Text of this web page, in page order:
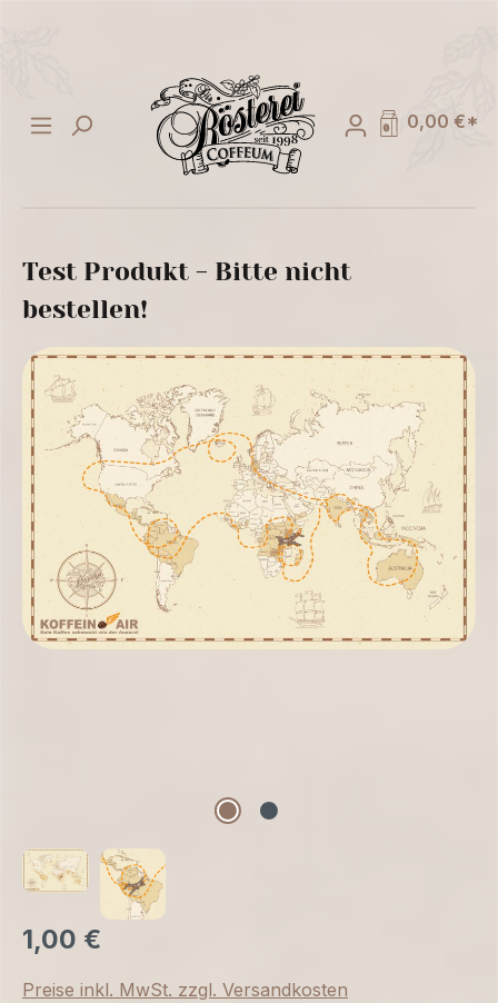
0,00 €*
Test Produkt - Bitte nicht
bestellen!
1,00 €
Preise inkl. MwSt. zzgl. Versandkosten